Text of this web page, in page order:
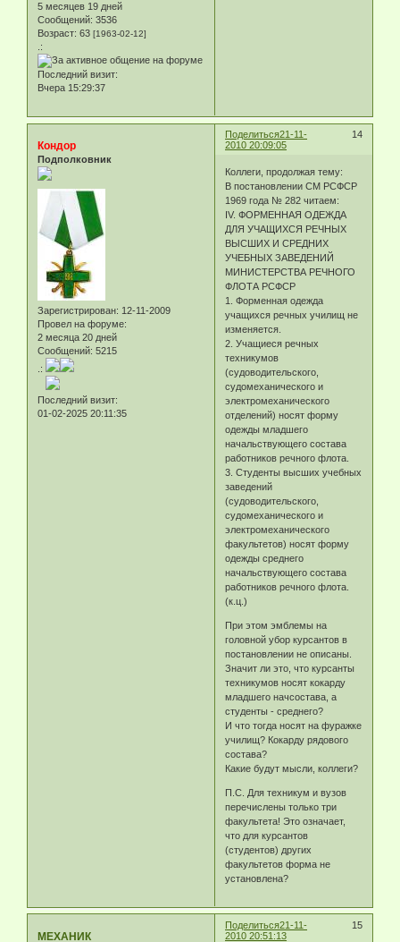
5 месяцев 19 дней
Сообщений: 3536
Возраст: 63 [1963-02-12]
.:
Последний визит:
Вчера 15:29:37
Поделиться 14
21-11-
2010 20:09:05
Кондор
Подполковник
Зарегистрирован: 12-11-2009
Провел на форуме:
2 месяца 20 дней
Сообщений: 5215
.:
Последний визит:
01-02-2025 20:11:35
Коллеги, продолжая тему:
В постановлении СМ РСФСР
1969 года № 282 читаем:
IV. ФОРМЕННАЯ ОДЕЖДА
ДЛЯ УЧАЩИХСЯ РЕЧНЫХ
ВЫСШИХ И СРЕДНИХ
УЧЕБНЫХ ЗАВЕДЕНИЙ
МИНИСТЕРСТВА РЕЧНОГО
ФЛОТА РСФСР
1. Форменная одежда
учащихся речных училищ не
изменяется.
2. Учащиеся речных
техникумов
(судоводительского,
судомеханического и
электромеханического
отделений) носят форму
одежды младшего
начальствующего состава
работников речного флота.
3. Студенты высших учебных
заведений
(судоводительского,
судомеханического и
электромеханического
факультетов) носят форму
одежды среднего
начальствующего состава
работников речного флота.
(к.ц.)
При этом эмблемы на
головной убор курсантов в
постановлении не описаны.
Значит ли это, что курсанты
техникумов носят кокарду
младшего начсостава, а
студенты - среднего?
И что тогда носят на фуражке
училищ? Кокарду рядового
состава?
Какие будут мысли, коллеги?
П.С. Для техникум и вузов
перечислены только три
факультета! Это означает,
что для курсантов
(студентов) других
факультетов форма не
установлена?
Поделиться 15
21-11-
2010 20:51:13
МЕХАНИК